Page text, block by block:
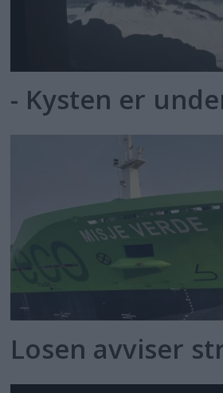
- Kysten er
Losen avviser